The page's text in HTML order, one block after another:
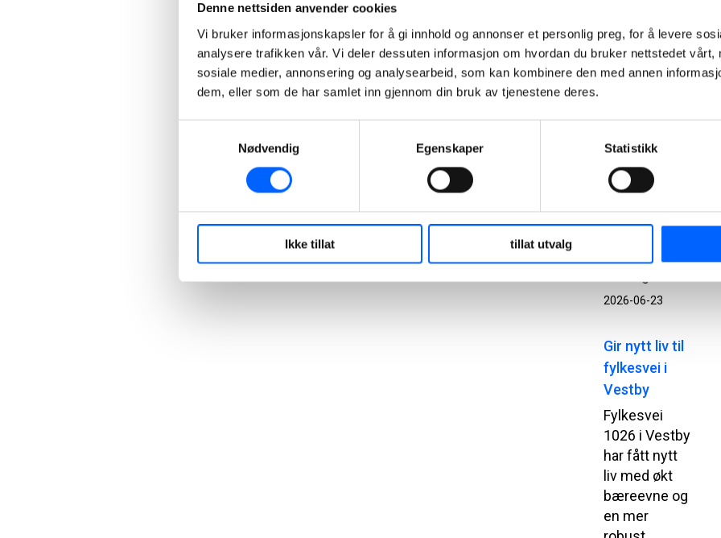
Denne nettsiden anvender cookies
Vi bruker informasjonskapsler for å gi innhold og annonser et personlig preg, for å levere
analysere trafikken vår. Vi deler dessuten informasjon om hvordan du bruker nettstedet vårt,
sosiale medier, annonsering og analysearbeid, som kan kombinere den med annen
dem, eller som de har samlet inn gjennom din bruk av tjenestene deres.
Nødvendig
Egenskaper Statistikk
Ikke tillat tillat utvalg
bærekraftig
og estetisk
bruk av
prosjektet
står
Statsbygg,
Add
2026-06-23
Gir nytt liv til
fylkesvei i
Vestby
Fylkesvei
1026 i Vestby
har fått nytt
liv med økt
bæreevne og
en mer